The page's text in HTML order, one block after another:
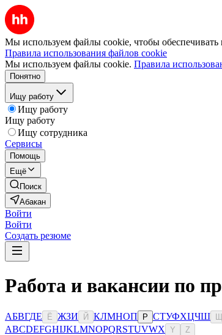
Мы используем файлы cookie, чтобы обеспечивать
Правила использования файлов cookie
Мы используем файлы cookie. Правила
Понятно
Ищу работу
Ищу работу
Ищу работу
Ищу сотрудника
Сервисы
Помощь
Ещё
Поиск
Абакан
Войти
Войти
Создать резюме
Работа и вакансии по
АБВГДЕ Ё ЖЗИ Й КЛМНОП Р СТУФХЦЧШ
ABCDEFGHIJKLMNOPQRSTUVWX Y Z